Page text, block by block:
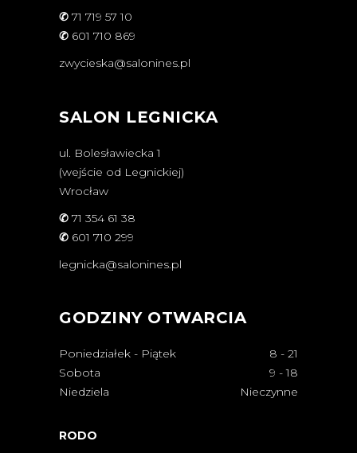
✆ 71 719 57 10
✆ 601 710 869
zwycieska@salonines.pl
SALON LEGNICKA
ul. Bolesławiecka 1
(wejście od Legnickiej)
Wrocław
✆ 71 354 61 38
✆ 601 710 299
legnicka@salonines.pl
GODZINY OTWARCIA
Poniedziałek - Piątek 8 - 21
Sobota
9 - 18
Niedziela
Nieczynne
RODO